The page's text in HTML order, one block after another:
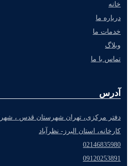
خانه
درباره ما
خدمات ما
وبلاگ
تماس با ما
آدرس
دفتر مرکزی، تهران شهرستان قدس ،
کارخانه، استان البرز- نظرآباد
02146835980
09120253891